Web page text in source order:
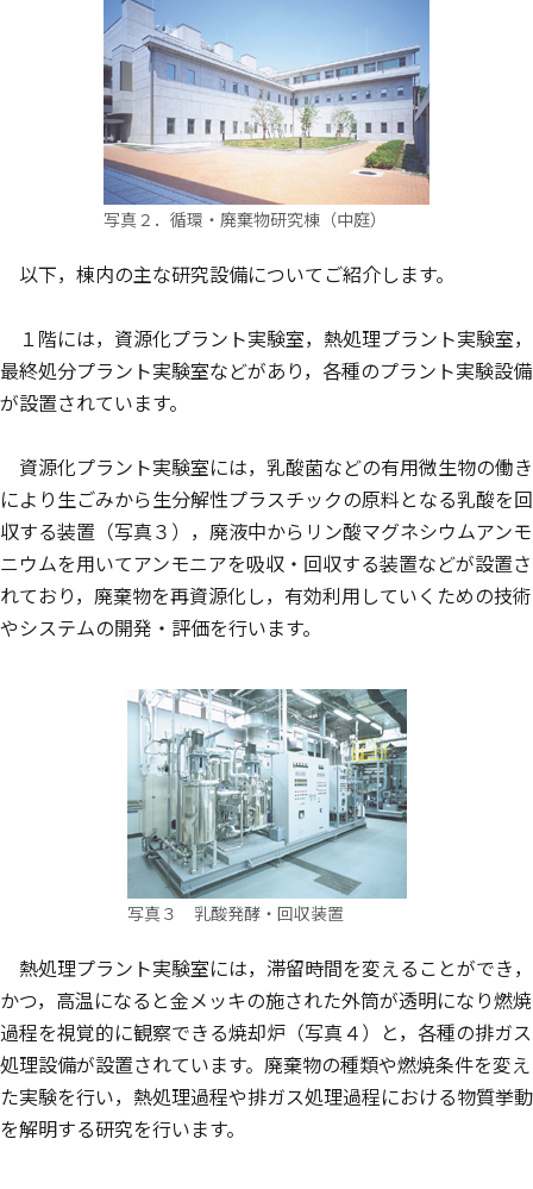
写真２．循環・廃棄物研究棟（中庭）
以下，棟内の主な研究設備についてご紹介します。
１階には，資源化プラント実験室，熱処理プラント実験室，
最終処分プラント実験室などがあり，各種のプラント実験設備
が設置されています。
資源化プラント実験室には，乳酸菌などの有用微生物の働き
により生ごみから生分解性プラスチックの原料となる乳酸を回
収する装置（写真３），廃液中からリン酸マグネシウムアンモ
ニウムを用いてアンモニアを吸収・回収する装置などが設置さ
れており，廃棄物を再資源化し，有効利用していくための技術
やシステムの開発・評価を行います。
写真３ 乳酸発酵・回収装置
熱処理プラント実験室には，滞留時間を変えることができ，
かつ，高温になると金メッキの施された外筒が透明になり燃焼
過程を視覚的に観察できる焼却炉（写真４）と，各種の排ガス
処理設備が設置されています。廃棄物の種類や燃焼条件を変え
た実験を行い，熱処理過程や排ガス処理過程における物質挙動
を解明する研究を行います。